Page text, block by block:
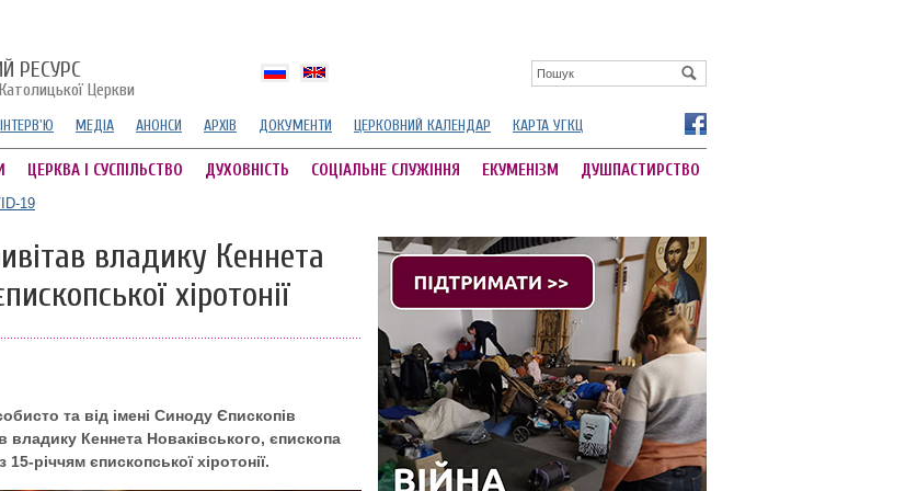
РЕСУРС
Церкви
ІНТЕРВ'Ю МЕДІА АНОНСИ АРХІВ ДОКУМЕНТИ ЦЕРКОВНИЙ КАЛЕНДАР КАРТА УГКЦ
ЦЕРКВА І СУСПІЛЬСТВО ДУХОВНІСТЬ СОЦІАЛЬНЕ СЛУЖІННЯ ЕКУМЕНІЗМ ДУШПАСТИРСТВО
19
владику Кеннета
хіротонії
та від імені Синоду Єпископів
владику Кеннета Новаківського, єпископа
річчям єпископської хіротонії.